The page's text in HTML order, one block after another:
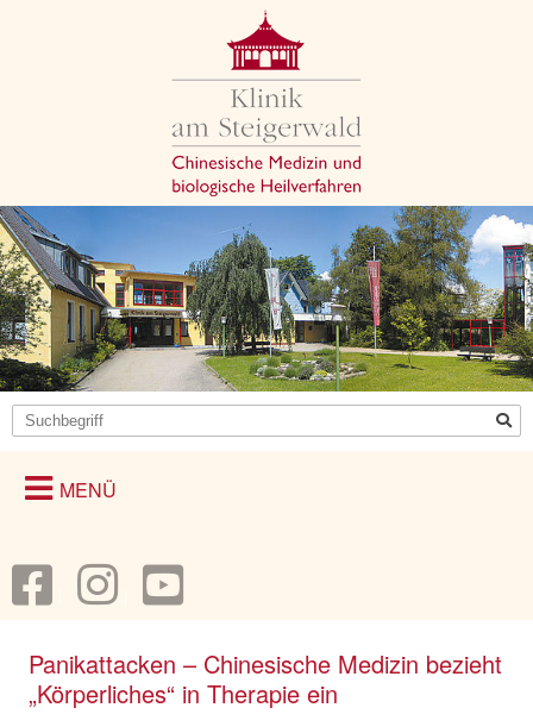
Panikattacken – Chinesische Medizin bezieht
„Körperliches“ in Therapie ein